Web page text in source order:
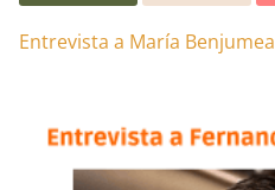
Entrevista a María Benjumea